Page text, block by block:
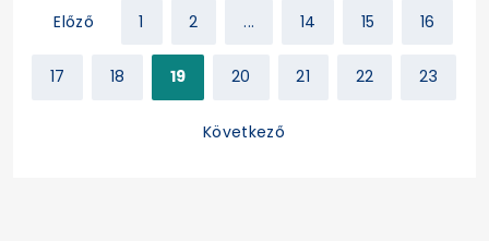
Előző 1 2 ... 14 15 16
17 18 19 20 21 22 23
Következő